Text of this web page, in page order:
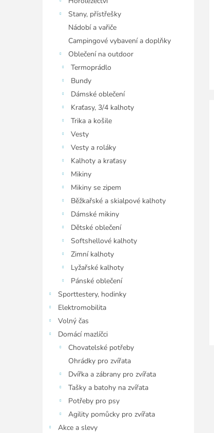
Stany, přístřešky
Nádobí a vařiče
Campingové vybavení a doplňky
Oblečení na outdoor
Termoprádlo
Bundy
Dámské oblečení
Kraťasy, 3/4 kalhoty
Trika a košile
Vesty
Vesty a roláky
Kalhoty a kraťasy
Mikiny
Mikiny se zipem
Běžkařské a skialpové kalhoty
Dámské mikiny
Dětské oblečení
Softshellové kalhoty
Zimní kalhoty
Lyžařské kalhoty
Pánské oblečení
Sporttestery, hodinky
Elektromobilita
Volný čas
Domácí mazlíčci
Chovatelské potřeby
Ohrádky pro zvířata
Dvířka a zábrany pro zvířata
Tašky a batohy na zvířata
Potřeby pro psy
Agility pomůcky pro zvířata
Akce a slevy